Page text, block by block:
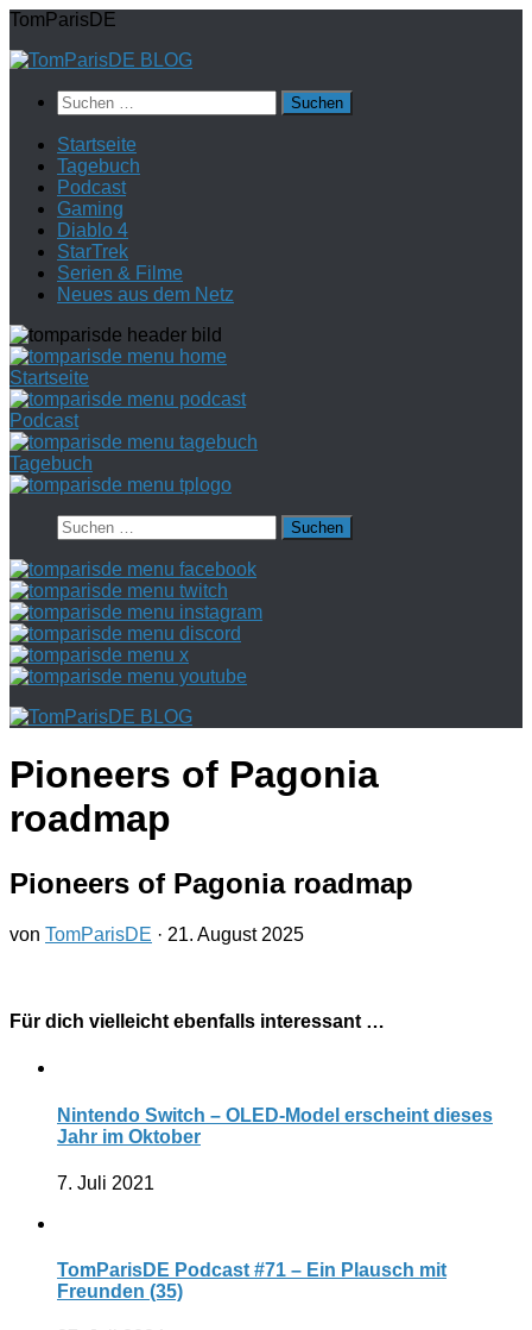
Zum
springen
TomParisDE
Suchen
nach:
Startseite
Tagebuch
Podcast
Gaming
Diablo 4
StarTrek
Serien & Filme
Neues aus dem Netz
Startseite
Podcast
Tagebuch
Suchen
nach:
Pioneers of Pagonia
roadmap
Pioneers of Pagonia roadmap
von TomParisDE · 21. August 2025
Für dich vielleicht ebenfalls interessant …
Nintendo Switch – OLED-Model erscheint dieses
Jahr im Oktober
7. Juli 2021
TomParisDE Podcast #71 – Ein Plausch mit
Freunden (35)